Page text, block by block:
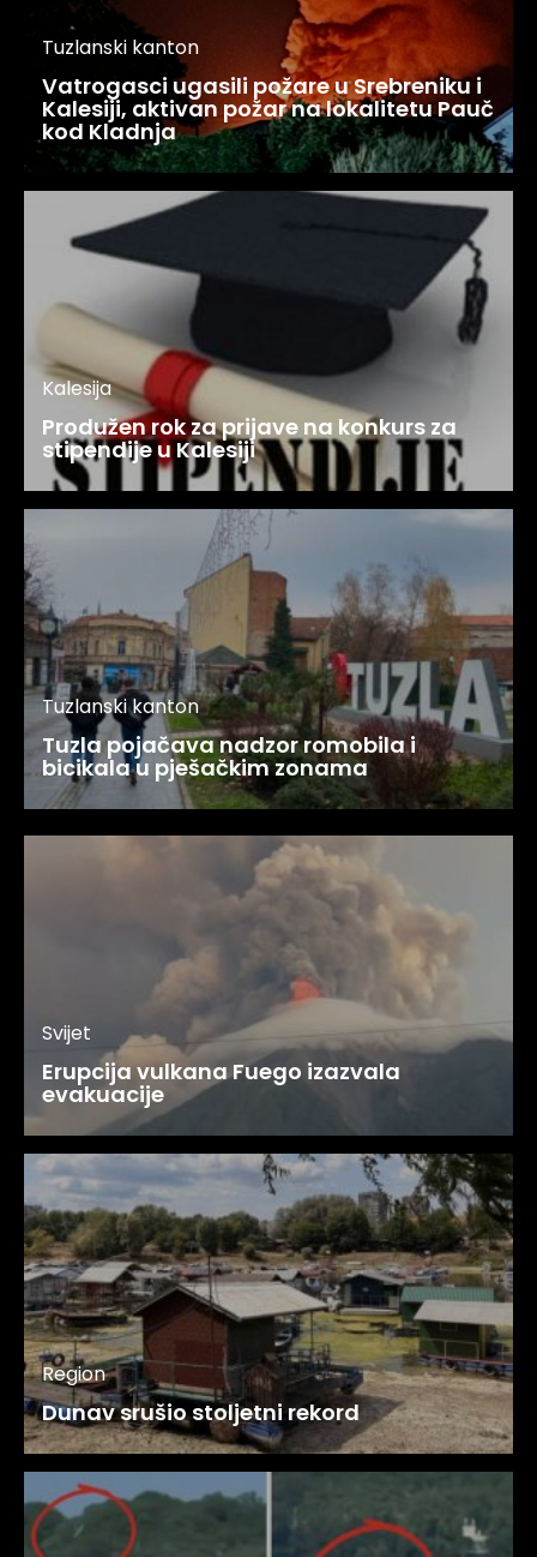
Tuzlanski kanton
Vatrogasci ugasili požare u Srebreniku i
Kalesiji, aktivan požar na lokalitetu Pauč
kod Kladnja
Kalesija
Produžen rok za prijave na konkurs za
stipendije u Kalesiji
Tuzlanski kanton
Tuzla pojačava nadzor romobila i
bicikala u pješačkim zonama
Svijet
Erupcija vulkana Fuego izazvala
evakuacije
Region
Dunav srušio stoljetni rekord